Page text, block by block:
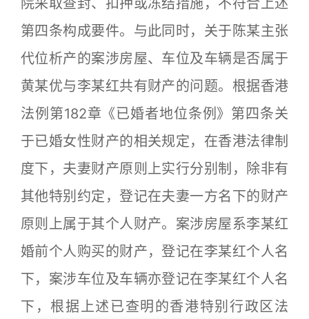
院采取查封、扣押或冻结措施，不符合上述
第四条构成要件。与此同时，关于陈某主张
代位析产的案涉房屋、车位及车辆是否属于
黄某优与李某红共有财产的问题。根据香港
法例第182章《已婚者地位条例》第四条关
于已婚女性财产的相关规定，在香港法律制
度下，夫妻财产原则上实行分别制，除非有
其他特别约定，登记在夫妻一方名下的财产
原则上属于其个人财产。案涉房屋系李某红
婚前个人购买的财产，登记在李某红个人名
下，案涉车位及车辆亦登记在李某红个人名
下，根据上述已查明的香港特别行政区法